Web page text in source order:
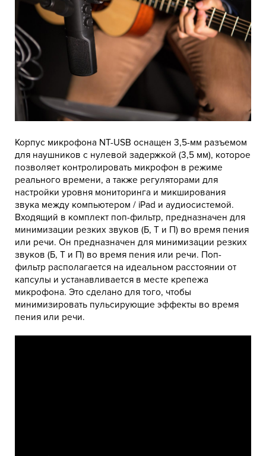
Корпус микрофона NT-USB оснащен 3,5-мм разъемом
для наушников с нулевой задержкой (3,5 мм), которое
позволяет контролировать микрофон в режиме
реального времени, а также регуляторами для
настройки уровня мониторинга и микширования
звука между компьютером / iPad и аудиосистемой.
Входящий в комплект поп-фильтр, предназначен для
минимизации резких звуков (Б, Т и П) во время пения
или речи. Он предназначен для минимизации резких
звуков (Б, Т и П) во время пения или речи. Поп-
фильтр располагается на идеальном расстоянии от
капсулы и устанавливается в месте крепежа
микрофона. Это сделано для того, чтобы
минимизировать пульсирующие эффекты во время
пения или речи.